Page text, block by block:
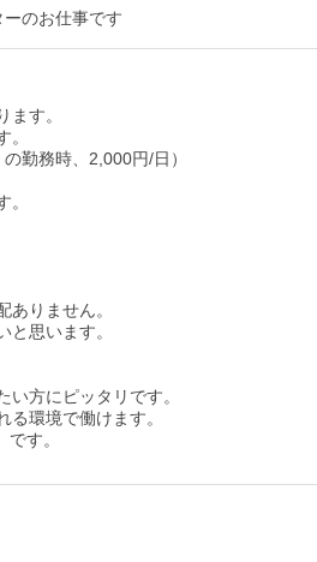
のお仕事です
す。
勤務時、2,000円/日）
りません。
思います。
い方にピッタリです。
る環境で働けます。
す。